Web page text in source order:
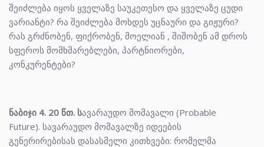
შეიძლება იყოს ყველაზე საუკეთესო და ყველაზე ცუდი
ვარიანტი? რა შეიძლება მოხდეს უცნაური და გიჟური?
რას გრძნობენ, ფიქრობენ, მოელიან , შიშობენ ამ დროს
სფეროს მომხმარებლები, პარტნიორები,
კონკურენტები?
ნაბიჯი 4. 20 წთ. სავარაუდო მომავალი (Probable
Future). სავარაუდო მომავალზე იდეების
გენერირებისას დასასმელი კითხვები: რომელმა